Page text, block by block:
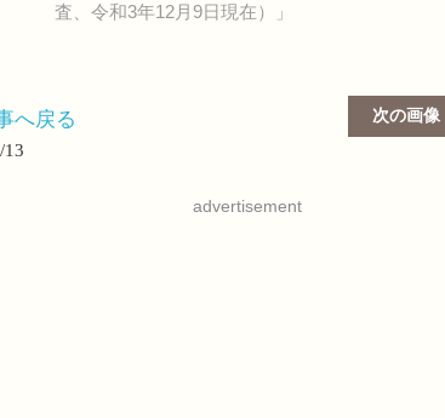
査、令和3年12月9日現在）」
次の画像
へ戻る
13
advertisement